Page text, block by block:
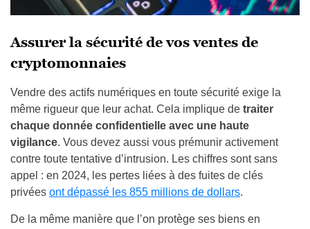
Assurer la sécurité de vos ventes de
cryptomonnaies
Vendre des actifs numériques en toute sécurité exige la
même rigueur que leur achat. Cela implique de traiter
chaque donnée confidentielle avec une haute
vigilance. Vous devez aussi vous prémunir activement
contre toute tentative d’intrusion. Les chiffres sont sans
appel : en 2024, les pertes liées à des fuites de clés
privées ont dépassé les 855 millions de dollars.
De la même manière que l’on protège ses biens en